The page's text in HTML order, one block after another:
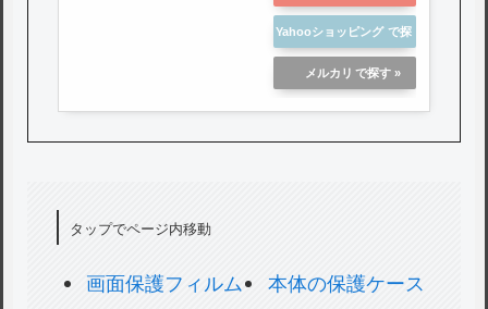
Yahooショッピング
メルカリ
タップでページ内移動
画面保護フィルム
本体の保護ケース